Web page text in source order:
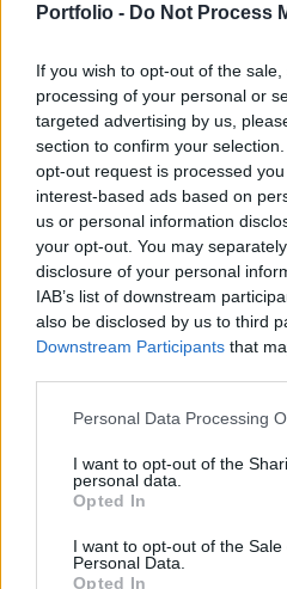
Portfolio - Do Not Process
If you wish to opt-out of the
processing of your personal or
targeted advertising by us,
section to confirm your
opt-out request is processed
interest-based ads based on
us or personal information
your opt-out. You may
disclosure of your personal
IAB’s list of downstream
also be disclosed by us to third
Downstream Participants that
Personal Data Processing
I want to opt-out of the
personal data.
Opted In
I want to opt-out of the Sale
Personal Data.
Opted In
Palkó István
Azt hinnénk, hogy a 2008
szűk esztendő a
időszaka volt a
igazság, de a szabályozói
hitelintézetek működési
kal, dolgozói létszáma
fővel csökkent. A
meg: saját
negyedével szűkebb
bankok, mint a válság
létszámleépítést a CIB, a
Raiffeisen, az UniCredit és
Budapest Economic Forum